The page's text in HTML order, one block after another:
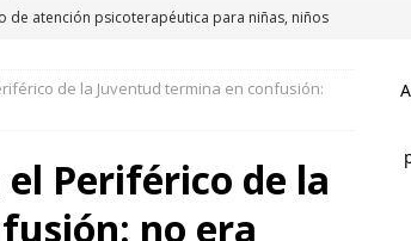
de atención psicoterapéutica para niñas, niños
vehículo KIA con reporte de robo
una pick up Nissan con reporte de robo
de la Juventud termina en confusión:
Periférico de la
no era